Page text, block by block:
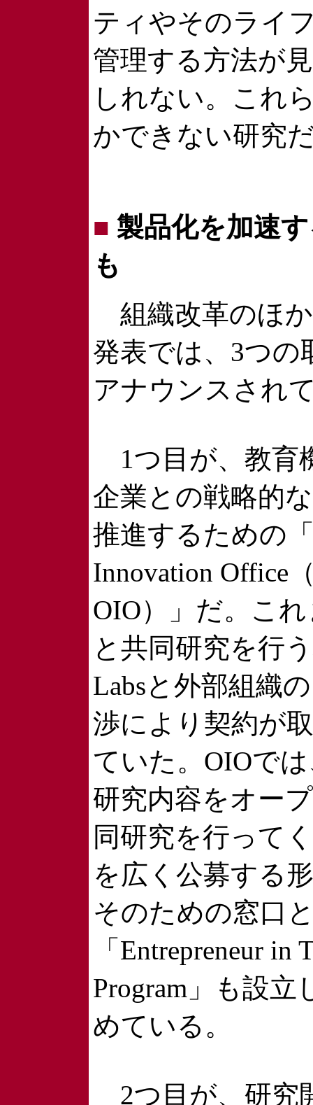
ティやそのライ
管理する方法が
しれない。これ
かできない研究
■ 製品化を加速
も
組織改革のほ
発表では、3つの
アナウンスされ
1つ目が、教育
企業との戦略的
推進するための
Innovation Office
OIO）」だ。こ
と共同研究を行
Labsと外部組織
渉により契約が
ていた。OIOでは
研究内容をオー
同研究を行って
を広く公募する
そのための窓口
「Entrepreneur in
Program」も設立
めている。
2つ目が、研究